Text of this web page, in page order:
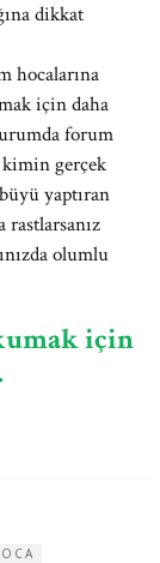
dikkat
hocalarına
için daha
forum
gerçek
yaptıran
olumlu
için